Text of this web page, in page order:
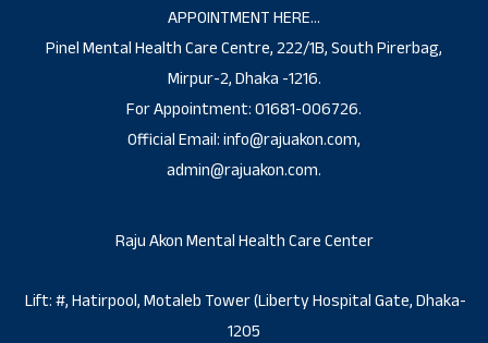
APPOINTMENT HERE…
Pinel Mental Health Care Centre, 222/1B, South Pirerbag,
Mirpur-2, Dhaka -1216.
For Appointment: 01681-006726.
Official Email: info@rajuakon.com,
admin@rajuakon.com.
Raju Akon Mental Health Care Center
Lift: #, Hatirpool, Motaleb Tower (Liberty Hospital Gate, Dhaka-
1205